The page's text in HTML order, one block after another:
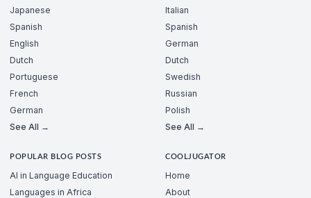
Japanese
Spanish
English
Dutch
Portuguese
French
German
See All →
Italian
Spanish
German
Dutch
Swedish
Russian
Polish
See All →
POPULAR BLOG POSTS
AI in Language Education
Languages in Africa
COOLJUGATOR
Home
About